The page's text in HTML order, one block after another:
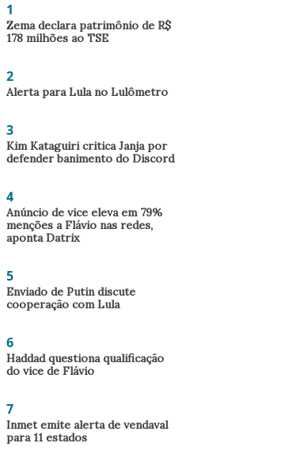
1
Zema declara patrimônio de R$
178 milhões ao TSE
2
Alerta para Lula no Lulômetro
3
Kim Kataguiri critica Janja por
defender banimento do Discord
4
Anúncio de vice eleva em 79%
menções a Flávio nas redes,
aponta Datrix
5
Enviado de Putin discute
cooperação com Lula
6
Haddad questiona qualificação
do vice de Flávio
7
Inmet emite alerta de vendaval
para 11 estados